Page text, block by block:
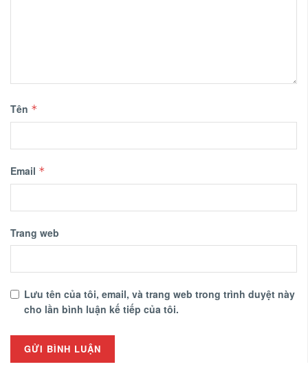
Tên *
Email *
Trang web
Lưu tên của tôi, email, và trang web trong trình duyệt này
cho lần bình luận kế tiếp của tôi.